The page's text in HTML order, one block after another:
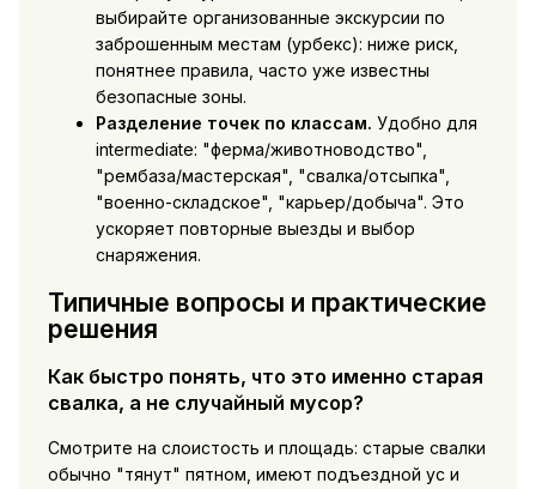
выбирайте организованные экскурсии по
заброшенным местам (урбекс): ниже риск,
понятнее правила, часто уже известны
безопасные зоны.
Разделение точек по классам. Удобно для
intermediate: "ферма/животноводство",
"рембаза/мастерская", "свалка/отсыпка",
"военно-складское", "карьер/добыча". Это
ускоряет повторные выезды и выбор
снаряжения.
Типичные вопросы и практические
решения
Как быстро понять, что это именно старая
свалка, а не случайный мусор?
Смотрите на слоистость и площадь: старые свалки
обычно "тянут" пятном, имеют подъездной ус и